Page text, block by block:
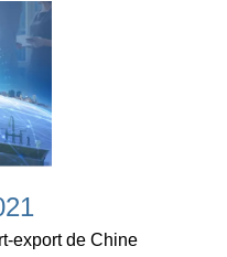
export de Chine